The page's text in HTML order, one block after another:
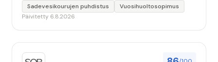
Sadevesikourujen puhdistus
Vuosihuoltosopimus
Päivitetty 6.8.2026